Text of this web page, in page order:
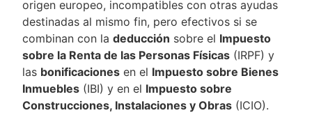
origen europeo, incompatibles con otras ayudas
destinadas al mismo fin, pero efectivos si se
combinan con ladeducción sobre el Impuesto
sobre la Renta de las Personas Físicas (IRPF) y
las bonificaciones en el Impuesto sobre Bienes
Inmuebles (IBI) y en el Impuesto sobre
Construcciones, Instalaciones y Obras (ICIO).